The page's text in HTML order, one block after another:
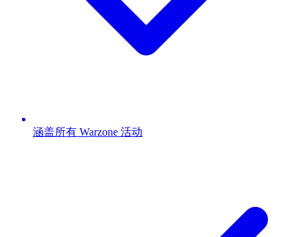
涵盖所有 Warzone 活动